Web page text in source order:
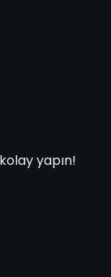
yapın!